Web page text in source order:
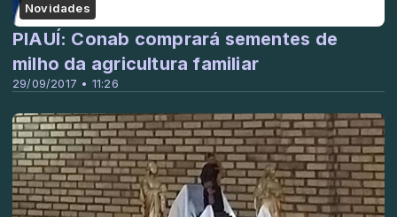
Novidades
29/09/2017 • 11:26
PIAUÍ: Conab comprará sementes de
milho da agricultura familiar